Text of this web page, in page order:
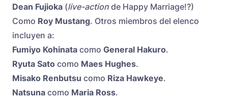
Dean Fujioka (live-action de Happy Marriage!?)
Como Roy Mustang. Otros miembros del elenco
incluyen a:
Fumiyo Kohinata como General Hakuro.
Ryuta Sato como Maes Hughes.
Misako Renbutsu como Riza Hawkeye.
Natsuna como Maria Ross.